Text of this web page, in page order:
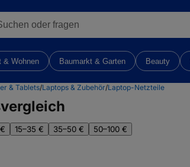
oder fragen
& Wohnen Baumarkt & Garten Beauty
& Tablets/Laptops & Zubehör/Laptop-Netzteile
15–35 € 35–50 €
50–100 €